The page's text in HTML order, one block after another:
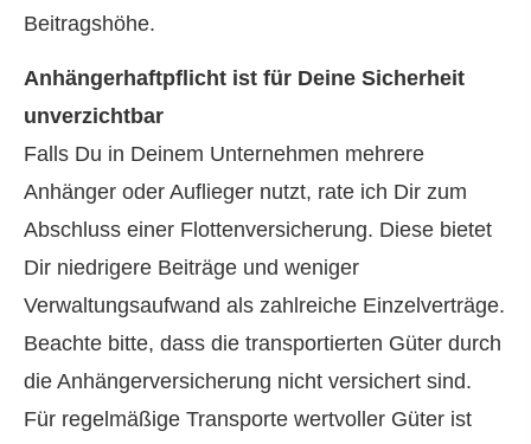
Beitragshöhe.
Anhängerhaftpflicht ist für Deine Sicherheit
unverzichtbar
Falls Du in Deinem Unternehmen mehrere
Anhänger oder Auflieger nutzt, rate ich Dir zum
Abschluss einer Flottenversicherung. Diese bietet
Dir niedrigere Beiträge und weniger
Verwaltungsaufwand als zahlreiche Einzelverträge.
Beachte bitte, dass die transportierten Güter durch
die Anhängerversicherung nicht versichert sind.
Für regelmäßige Transporte wertvoller Güter ist